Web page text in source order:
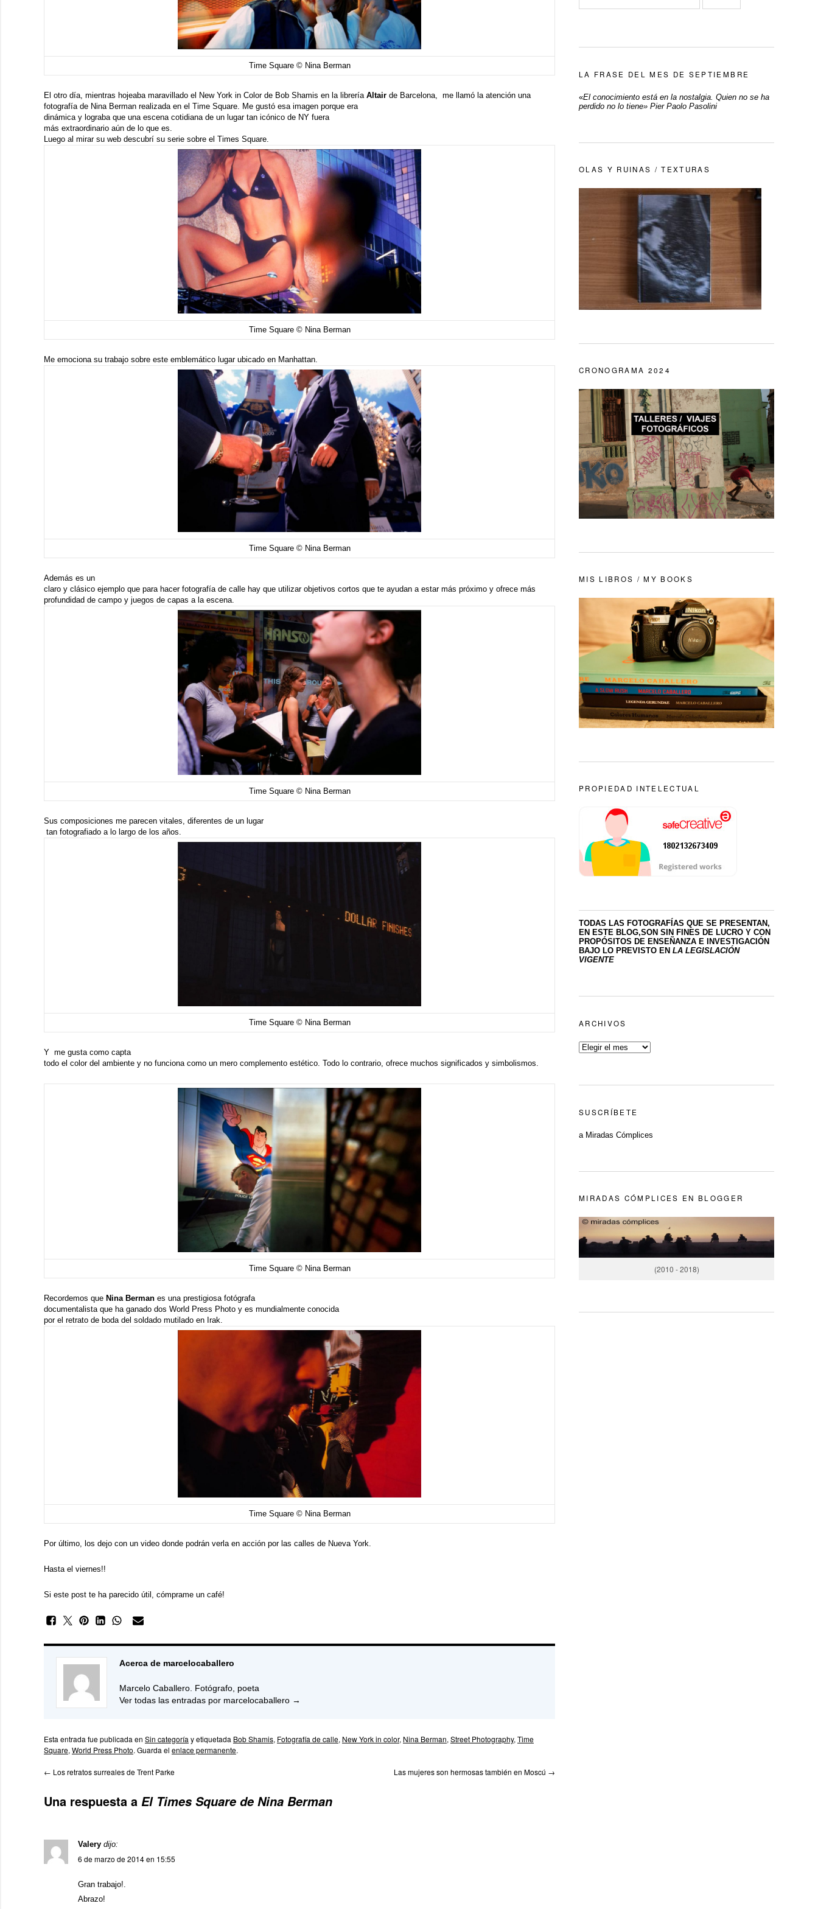
Time Square © Nina Berman
El otro día, mientras hojeaba maravillado el New York in Colorde Bob Shamis en la librería Altair de Barcelona, me llamó la atención una
fotografía de Nina Berman realizada en el Time Square. Me gustó esa imagen porque era
dinámica y lograba que una escena cotidiana de un lugar tan icónico de NY fuera
más extraordinario aún de lo que es.
Luego al mirar su web descubrí su serie sobre el Times Square.
Time Square © Nina Berman
Me emociona su trabajo sobre este emblemático lugar ubicado en Manhattan.
Time Square © Nina Berman
Además es un
claro y clásico ejemplo que para hacer fotografía de calle hay que utilizar objetivos cortos que te ayudan a estar más próximo y ofrece más
profundidad de campo y juegos de capas a la escena.
Time Square © Nina Berman
Sus composiciones me parecen vitales, diferentes de un lugar
tan fotografiado a lo largo de los años.
Time Square © Nina Berman
Y me gusta como capta
todo el color del ambiente y no funciona como un mero complemento estético. Todo lo contrario, ofrece muchos significados y simbolismos.
Time Square © Nina Berman
Recordemos que Nina Berman es una prestigiosa fotógrafa
documentalista que ha ganado dos World Press Photo y es mundialmente conocida
por el retrato de boda del soldado mutilado en Irak.
Time Square © Nina Berman
Por último, los dejo con un video donde podrán verla en acción por las calles de Nueva York.
Hasta el viernes!!
Si este post te ha parecido útil, cómprame un café!
Acerca de marcelocaballero
Marcelo Caballero. Fotógrafo, poeta
Ver todas las entradas por marcelocaballero →
Esta entrada fue publicada en Sin categoría y etiquetada Bob Shamis, Fotografía de calle, New York in color, Nina Berman, Street Photography, Time
Square, World Press Photo. Guarda el enlace permanente.
← Los retratos surreales de Trent Parke Las mujeres son hermosas también en Moscú →
Una respuesta a El Times Square de Nina Berman
Valery dijo:
6 de marzo de 2014 en 15:55
Gran trabajo!.
Abrazo!
LA FRASE DEL MES DE SEPTIEMBRE
«El conocimiento está en la nostalgia. Quien no se ha
perdido no lo tiene» Pier Paolo Pasolini
OLAS Y RUINAS / TEXTURAS
CRONOGRAMA 2024
MIS LIBROS / MY BOOKS
PROPIEDAD INTELECTUAL
TODAS LAS FOTOGRAFÍAS QUE SE PRESENTAN,
EN ESTE BLOG,SON SIN FINES DE LUCRO Y CON
PROPÓSITOS DE ENSEÑANZA E INVESTIGACIÓN
BAJO LO PREVISTO EN LA LEGISLACIÓN
VIGENTE
ARCHIVOS
SUSCRÍBETE
a Miradas Cómplices
MIRADAS CÓMPLICES EN BLOGGER
(2010 - 2018)